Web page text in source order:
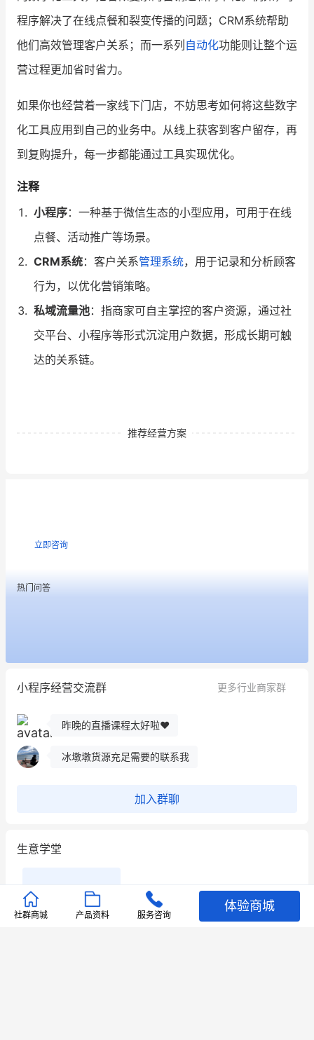
程序解决了在线点餐和裂变传播的问题；CRM系统帮助
他们高效管理客户关系；而一系列 自动化功能则让整个运
营过程更加省时省力。
如果你也经营着一家线下门店，不妨思考如何将这些数字
化工具应用到自己的业务中。从线上获客到客户留存，再
到复购提升，每一步都能通过工具实现优化。
注释
小程序：一种基于微信生态的小型应用，可用于在线
点餐、活动推广等场景。
CRM系统：客户关系管理系统，用于记录和分析顾客
行为，以优化营销策略。
私域流量池：指商家可自主掌控的客户资源，通过社
交平台、小程序等形式沉淀用户数据，形成长期可触
达的关系链。
推荐经营方案
立即咨询
热门问答
小程序经营交流群 更多行业商家群
用有赞就能在微信、小红书同时经营了
餐饮也得靠私域和服务提高竞争力
昨晚的直播课程太好啦❤️
冰墩墩货源充足需要的联系我
加入群聊
生意学堂
社群商城 产品资料 服务咨询
体验商城